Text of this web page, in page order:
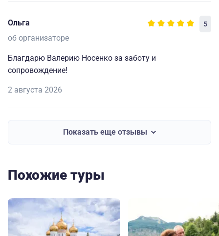
Ольга 5
об организаторе
Благдарю Валерию Носенко за заботу и
сопровождение!
2 августа 2026
Показать еще отзывы
Похожие туры